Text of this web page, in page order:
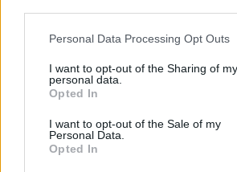
Please note that this website/app uses
not limited to your visit or usage
grant or deny consent to Google and its
use your data for below specified
consent section.
Personal Data Processing Opt Outs
I want to opt-out of the Sharing of my
personal data.
Opted In
I want to opt-out of the Sale of my
Personal Data.
Opted In
este viaje. Al elegir tu viaje, asegúrate de
cuidadosamente y piensa si podrás hacer
viaje. Si tienes dudas te podemos ayudar,
Antes del viaje debes consultar a tu médico
información médica actualizada o las vacunas
salida. Para viajar a Cuba no hay vacunas